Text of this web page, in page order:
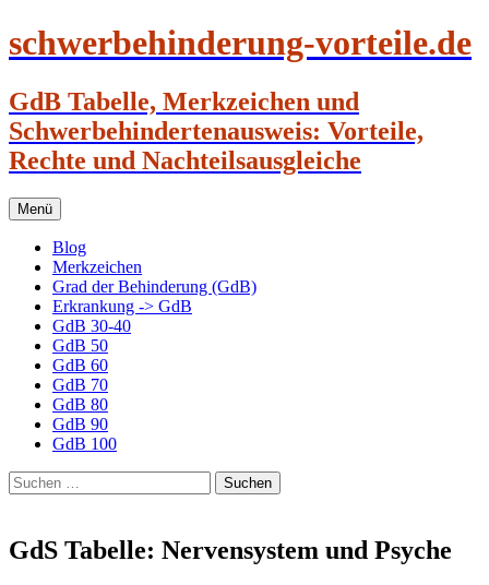
schwerbehinderung-vorteile.de
GdB Tabelle, Merkzeichen und
Schwerbehindertenausweis: Vorteile,
Rechte und Nachteilsausgleiche
Menü Zum
Inhalt
springen
Blog
Merkzeichen
Grad der Behinderung (GdB)
Erkrankung -> GdB
GdB 30-40
GdB 50
GdB 60
GdB 70
GdB 80
GdB 90
GdB 100
Suchen
nach:
GdS Tabelle: Nervensystem und Psyche